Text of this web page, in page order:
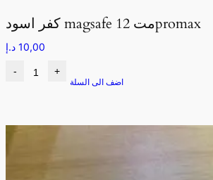
كفر اسود magsafe مت 12promax
10,00 د.إ
- +
اضف الى السلة